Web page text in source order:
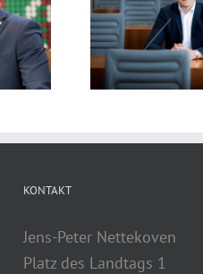
zu
in
Meine
KONTAKT
Jens-Peter Nettekoven
Platz des Landtags 1